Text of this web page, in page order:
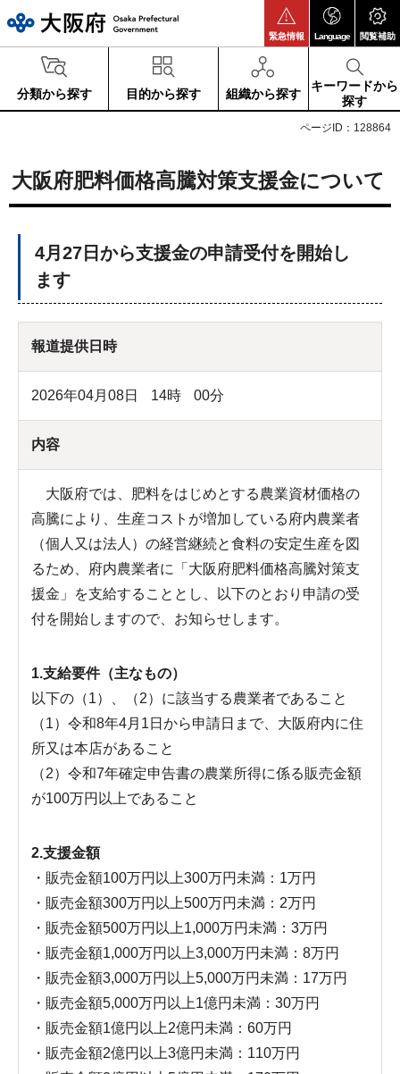
緊急情報 Language 閲覧補助
分類から探す 目的から探す 組織から探す
キーワードから
探す
ページID：128864
大阪府肥料価格高騰対策支援金について
4月27日から支援金の申請受付を開始し
ます
報道提供日時
2026年04月08日 14時 00分
内容
大阪府では、肥料をはじめとする農業資材価格の
高騰により、生産コストが増加している府内農業者
（個人又は法人）の経営継続と食料の安定生産を図
るため、府内農業者に「大阪府肥料価格高騰対策支
援金」を支給することとし、以下のとおり申請の受
付を開始しますので、お知らせします。
1.支給要件（主なもの）
以下の（1）、（2）に該当する農業者であること
（1）令和8年4月1日から申請日まで、大阪府内に住
所又は本店があること
（2）令和7年確定申告書の農業所得に係る販売金額
が100万円以上であること
2.支援金額
・販売金額100万円以上300万円未満：1万円
・販売金額300万円以上500万円未満：2万円
・販売金額500万円以上1,000万円未満：3万円
・販売金額1,000万円以上3,000万円未満：8万円
・販売金額3,000万円以上5,000万円未満：17万円
・販売金額5,000万円以上1億円未満：30万円
・販売金額1億円以上2億円未満：60万円
・販売金額2億円以上3億円未満：110万円